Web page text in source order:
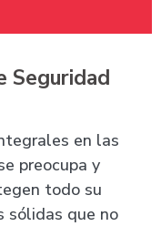
Seguridad
en las
preocupa y
todo su
sólidas que no